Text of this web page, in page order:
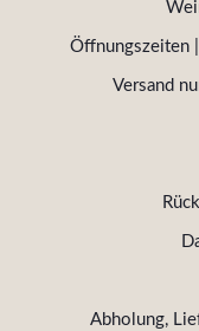
Öffnungszeiten
Versand
Abholung,